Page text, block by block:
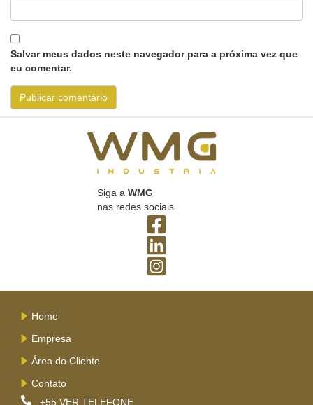
Salvar meus dados neste navegador para a próxima vez que
eu comentar.
Siga a WMG
nas redes sociais
Home
Empresa
Área do Cliente
Contato
+55 VER TELEFONE